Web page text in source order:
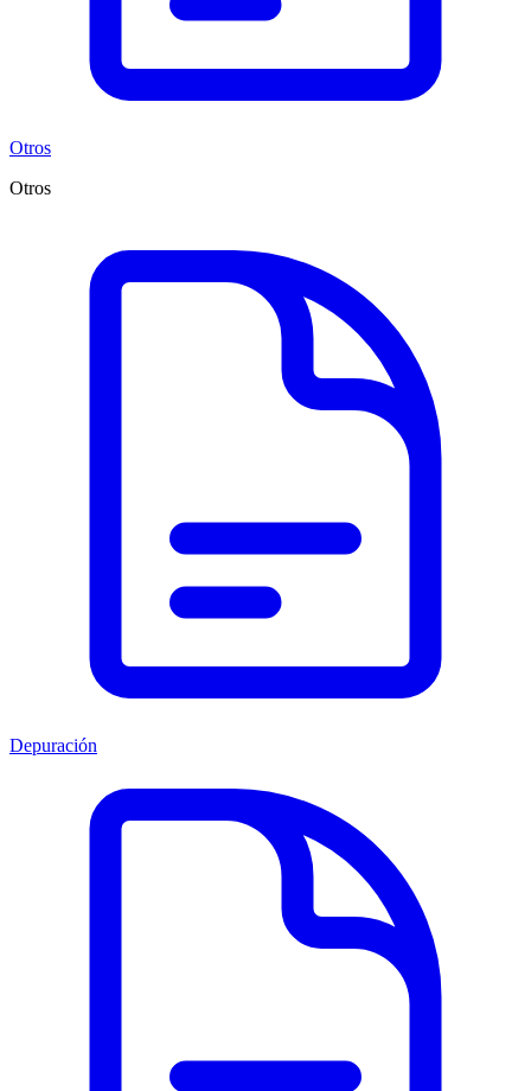
Otros
Otros
Depuración